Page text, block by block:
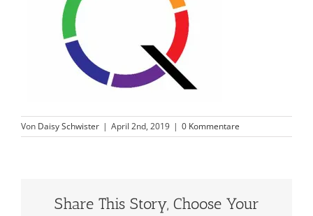
Von Daisy Schwister | April 2nd, 2019 | 0 Kommentare
Share This Story, Choose Your